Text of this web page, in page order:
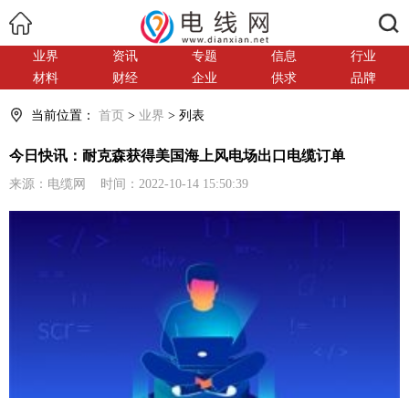
业界 资讯 专题 信息
行业
材料
财经 企业 供求 品牌
当前位置： 首页 > 业界 > 列表
今日快讯：耐克森获得美国海上风电场出口电缆订单
来源：电缆网 时间：2022-10-14 15:50:39